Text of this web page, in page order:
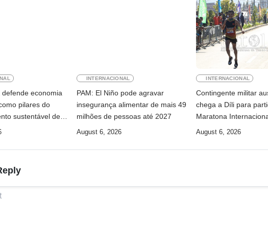
defende economia
pilares do
sustentável de
INTERNACIONAL
PAM: El Niño pode agravar
insegurança alimentar de mais 49
milhões de pessoas até 2027
August 6, 2026
INTERNACIONAL
Contingente militar
chega a Díli para
Maratona
August 6, 2026